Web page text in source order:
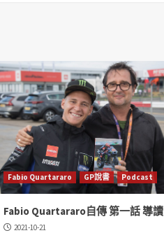
Fabio Quartararo GP說書 Podcast
Fabio Quartararo自傳 第一話 導讀
2021-10-21